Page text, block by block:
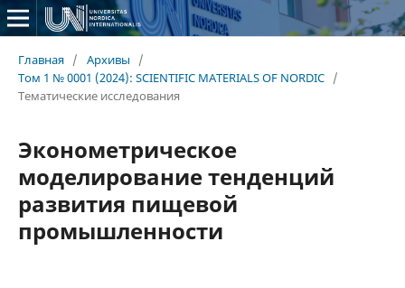
Главная / Архивы
/
Том 1 № 0001 (2024): SCIENTIFIC MATERIALS OF NORDIC /
Тематические исследования
Эконометрическое
моделирование тенденций
развития пищевой
промышленности